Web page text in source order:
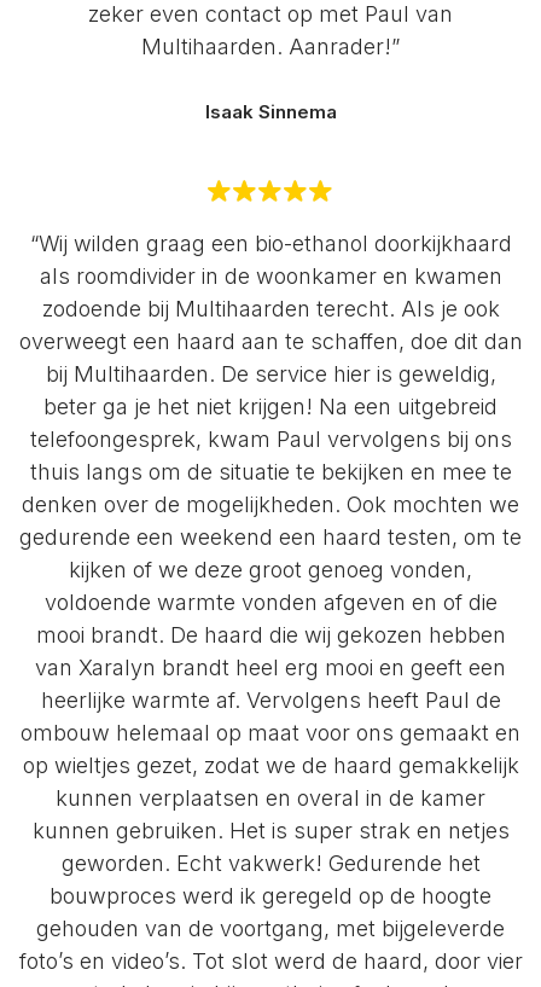
zeker even contact op met Paul van
Multihaarden. Aanrader!”
Isaak Sinnema
“Wij wilden graag een bio-ethanol doorkijkhaard
als roomdivider in de woonkamer en kwamen
zodoende bij Multihaarden terecht. Als je ook
overweegt een haard aan te schaffen, doe dit dan
bij Multihaarden. De service hier is geweldig,
beter ga je het niet krijgen! Na een uitgebreid
telefoongesprek, kwam Paul vervolgens bij ons
thuis langs om de situatie te bekijken en mee te
denken over de mogelijkheden. Ook mochten we
gedurende een weekend een haard testen, om te
kijken of we deze groot genoeg vonden,
voldoende warmte vonden afgeven en of die
mooi brandt. De haard die wij gekozen hebben
van Xaralyn brandt heel erg mooi en geeft een
heerlijke warmte af. Vervolgens heeft Paul de
ombouw helemaal op maat voor ons gemaakt en
op wieltjes gezet, zodat we de haard gemakkelijk
kunnen verplaatsen en overal in de kamer
kunnen gebruiken. Het is super strak en netjes
geworden. Echt vakwerk! Gedurende het
bouwproces werd ik geregeld op de hoogte
gehouden van de voortgang, met bijgeleverde
foto’s en video’s. Tot slot werd de haard, door vier